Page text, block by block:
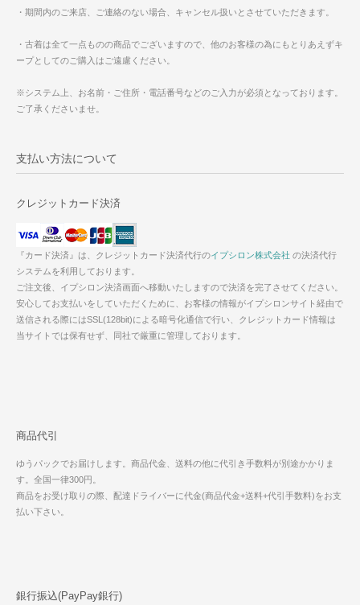
・期間内のご来店、ご連絡のない場合、キャンセル扱いとさせていただきます。
・古着は全て一点ものの商品でございますので、他のお客様の為にもとりあえずキ
ープとしてのご購入はご遠慮ください。
※システム上、お名前・ご住所・電話番号などのご入力が必須となっております。
ご了承くださいませ。
支払い方法について
クレジットカード決済
『カード決済』は、クレジットカード決済代行のイプシロン株式会社 の決済代行
システムを利用しております。
ご注文後、イプシロン決済画面へ移動いたしますので決済を完了させてください。
安心してお支払いをしていただくために、お客様の情報がイプシロンサイト経由で
送信される際にはSSL(128bit)による暗号化通信で行い、クレジットカード情報は
当サイトでは保有せず、同社で厳重に管理しております。
商品代引
ゆうパックでお届けします。商品代金、送料の他に代引き手数料が別途かかりま
す。全国一律300円。
商品をお受け取りの際、配達ドライバーに代金(商品代金+送料+代引手数料)をお支
払い下さい。
銀行振込(PayPay銀行)